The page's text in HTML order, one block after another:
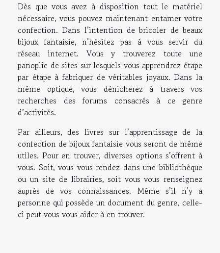
Dès que vous avez à disposition tout le matériel
nécessaire, vous pouvez maintenant entamer votre
confection. Dans l’intention de bricoler de beaux
bijoux fantaisie, n’hésitez pas à vous servir du
réseau internet. Vous y trouverez toute une
panoplie de sites sur lesquels vous apprendrez étape
par étape à fabriquer de véritables joyaux. Dans la
même optique, vous dénicherez à travers vos
recherches des forums consacrés à ce genre
d’activités.
Par ailleurs, des livres sur l’apprentissage de la
confection de bijoux fantaisie vous seront de même
utiles. Pour en trouver, diverses options s’offrent à
vous. Soit, vous vous rendez dans une bibliothèque
ou un site de librairies, soit vous vous renseignez
auprès de vos connaissances. Même s’il n’y a
personne qui possède un document du genre, celle-
ci peut vous vous aider à en trouver.